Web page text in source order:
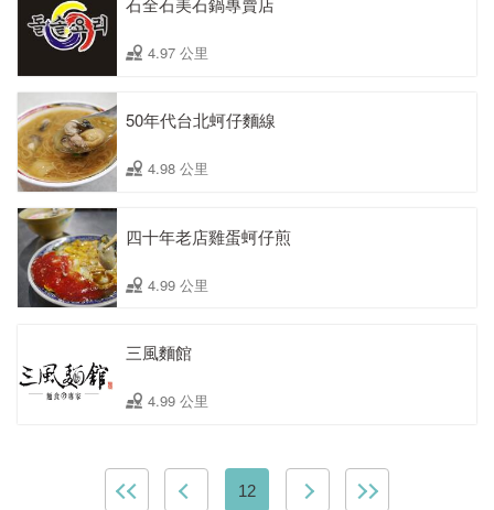
4.97 公里
50年代台北蚵仔麵線
4.98 公里
四十年老店雞蛋蚵仔煎
4.99 公里
三風麵館
4.99 公里
12